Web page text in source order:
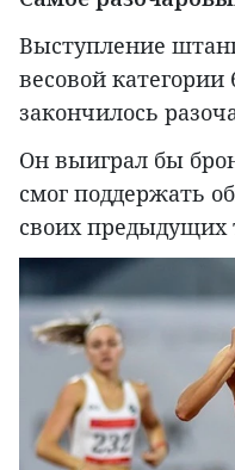
Выступление
весовой
закончилось
Он выиграл бы
смог поддержать
своих предыдущих